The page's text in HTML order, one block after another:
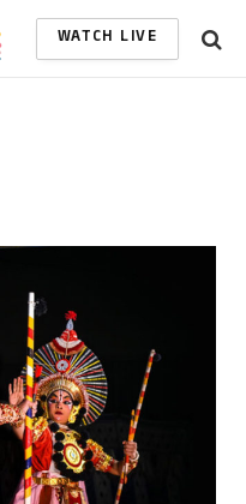
WATCH LIVE